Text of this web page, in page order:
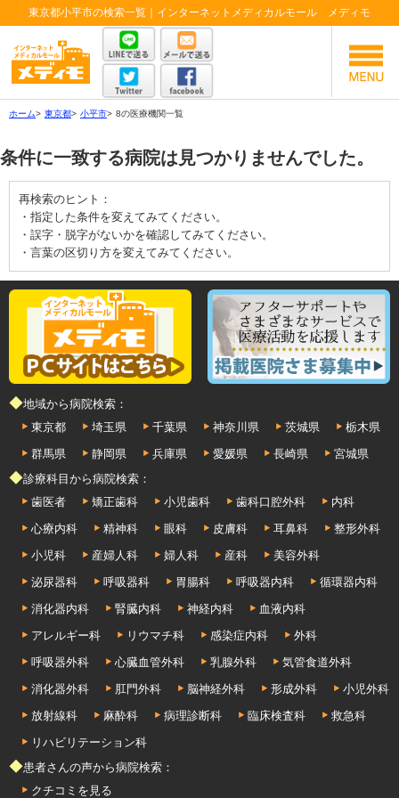
東京都小平市の検索一覧｜インターネットメディカルモール メディモ
ホーム> 東京都> 小平市> 8の医療機関一覧
条件に一致する病院は見つかりませんでした。
再検索のヒント：
・指定した条件を変えてみてください。
・誤字・脱字がないかを確認してみてください。
・言葉の区切り方を変えてみてください。
◆地域から病院検索：
東京都
埼玉県 千葉県 神奈川県 茨城県
栃木県
群馬県
静岡県 兵庫県 愛媛県 長崎県
宮城県
◆診療科目から病院検索：
歯医者
矯正歯科 小児歯科 歯科口腔外科
内科
心療内科
精神科 眼科 皮膚科 耳鼻科
整形外科
小児科
産婦人科 婦人科 産科
美容外科
泌尿器科
呼吸器科 胃腸科 呼吸器内科
循環器内科
消化器内科
腎臓内科 神経内科
血液内科
アレルギー科
リウマチ科 感染症内科
外科
呼吸器外科
心臓血管外科 乳腺外科
気管食道外科
消化器外科
肛門外科 脳神経外科 形成外科
小児外科
放射線科
麻酔科 病理診断科 臨床検査科
救急科
リハビリテーション科
◆患者さんの声から病院検索：
クチコミを見る